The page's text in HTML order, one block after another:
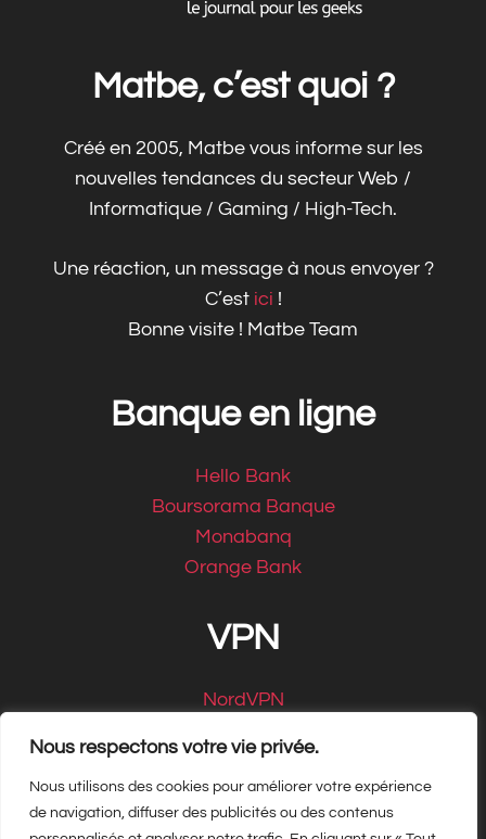
Nous respectons votre vie privée.
Nous utilisons des cookies pour améliorer votre expérience
de navigation, diffuser des publicités ou des contenus
Matbe, c’est quoi ?
Créé en 2005, Matbe vous informe sur les
nouvelles tendances du secteur Web /
Informatique / Gaming / High-Tech.
Une réaction, un message à nous envoyer ?
C’est ici !
Bonne visite ! Matbe Team
Banque en ligne
Hello Bank
Boursorama Banque
Monabanq
Orange Bank
VPN
NordVPN